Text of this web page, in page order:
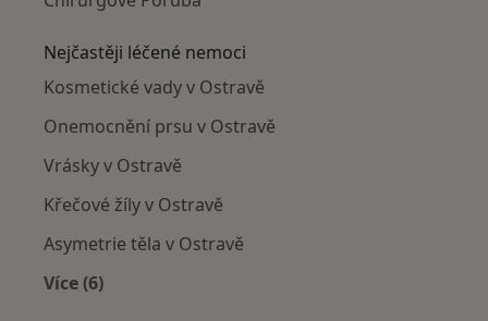
Nejčastěji léčené nemoci
Kosmetické vady v Ostravě
Onemocnění prsu v Ostravě
Vrásky v Ostravě
Křečové žíly v Ostravě
Asymetrie těla v Ostravě
Více (6)